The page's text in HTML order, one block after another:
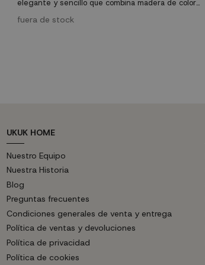
elegante y sencillo que combina madera de color
lacado alto brillo para un resultado actual,
fuera de stock
UKUK HOME
Nuestro Equipo
Nuestra Historia
Blog
Preguntas frecuentes
Condiciones generales de venta y entrega
Política de ventas y devoluciones
Política de privacidad
Política de cookies